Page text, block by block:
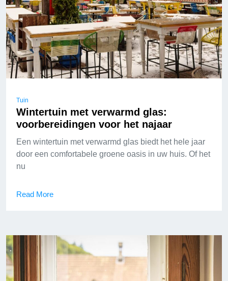
Tuin
Wintertuin met verwarmd glas:
voorbereidingen voor het najaar
Een wintertuin met verwarmd glas biedt het hele jaar
door een comfortabele groene oasis in uw huis. Of het
nu
Read More